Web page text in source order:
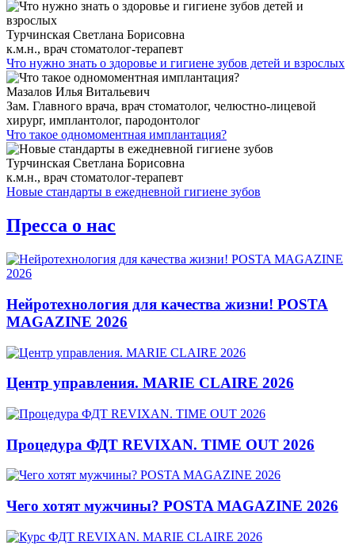
Турчинская Светлана Борисовна
к.м.н., врач стоматолог-терапевт
Что нужно знать о здоровье и гигиене зубов детей и взрослых
Мазалов Илья Витальевич
Зам. Главного врача, врач стоматолог, челюстно-лицевой
хирург, имплантолог, пародонтолог
Что такое одномоментная имплантация?
Турчинская Светлана Борисовна
к.м.н., врач стоматолог-терапевт
Новые стандарты в ежедневной гигиене зубов
Пресса о нас
Нейротехнология для качества жизни! POSTA
MAGAZINE 2026
Центр управления. MARIE CLAIRE 2026
Процедура ФДТ REVIXAN. TIME OUT 2026
Чего хотят мужчины? POSTA MAGAZINE 2026